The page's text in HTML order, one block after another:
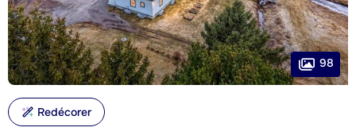
98
Redécorer